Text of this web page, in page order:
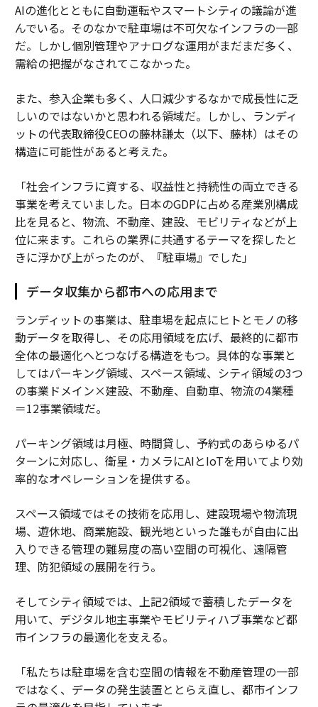
AIの進化とともに自動運転やスマートシティの議論が進
んでいる。そのなかで駐車場は不可欠なインフラの一部
だ。しかし個別管理やアナログな運用がまだまだ多く、
需給の把握がなされてこなかった。
また、参入企業も多く、人口減少するなかで成長性に乏
しいのではないかと思われる領域だ。しかし、ランディ
ットの代表取締役CEOの藤林謙太（以下、藤林）はその
構造に可能性があると考えた。
「社会インフラに資する、収益性と持続性の両立できる
事業を考えていました。日本のGDPに占める産業別構成
比を見ると、物流、不動産、建設、モビリティなどが上
位に来ます。これらの業界に共通するテーマを探したと
きに浮かび上がったのが、『駐車場』でした」
データ収集から都市への応用まで
ランディットの事業は、駐車場を起点にヒトとモノの移
動データを取得し、その応用領域を広げ、最終的に都市
全体の最適化へとつなげる構造をもつ。具体的な事業と
してはパーキング領域、スペース領域、シティ領域の3つ
の事業ドメイン×建設、不動産、自動車、物流の4業種
＝12事業領域だ。
パーキング領域は月極、時間貸し、予約式のあらゆるパ
ターンに対応し、衛星・カメラにAIとIoTを用いてより効
率的なオペレーションを提供する。
スペース領域ではその技術を応用し、建設現場や物流現
場、遊休地、商業施設、観光地といった誰もが自由に出
入りできる管理の難易度の高い空間の可視化、遠隔管
理、防犯領域の展開を行う。
そしてシティ領域では、上記2領域で蓄積したデータを
用いて、デジタル地主事業やモビリティハブ事業など都
市インフラの最適化を支える。
「私たちは駐車場を含む空間の情報を不動産管理の一部
ではなく、データの発生装置ととらえ直し、都市インフ